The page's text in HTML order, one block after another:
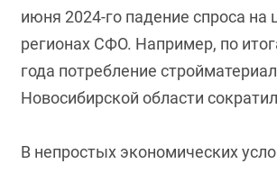
июня 2024-го падение спроса на
регионах СФО. Например, по
года потребление
Новосибирской области
В непростых экономических